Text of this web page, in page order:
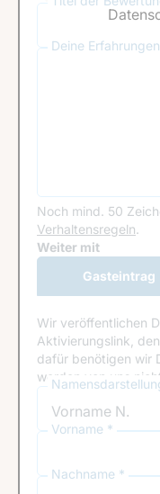
Deine
Noch mind. 50
Verhaltensregeln.
Google Recaptcha
Weiter mit
Gasteintrag
Wir veröffentlichen
Aktivierungslink,
dafür benötigen wir
werden von uns
Vorname *
Nachname *